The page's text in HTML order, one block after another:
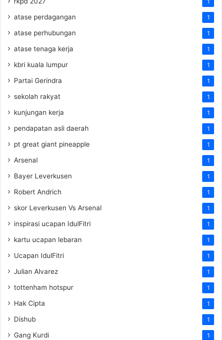
1
atase perdagangan 1
atase perhubungan 1
atase tenaga kerja 1
kbri kuala lumpur 1
Partai Gerindra 1
sekolah rakyat 1
kunjungan kerja 1
pendapatan asli daerah 1
pt great giant pineapple 1
Arsenal 1
Bayer Leverkusen 1
Robert Andrich 1
skor Leverkusen Vs Arsenal 1
inspirasi ucapan IdulFitri 1
kartu ucapan lebaran 1
Ucapan IdulFitri 1
Julian Alvarez 1
tottenham hotspur 1
Hak Cipta 1
Dishub 1
Gang Kurdi 1